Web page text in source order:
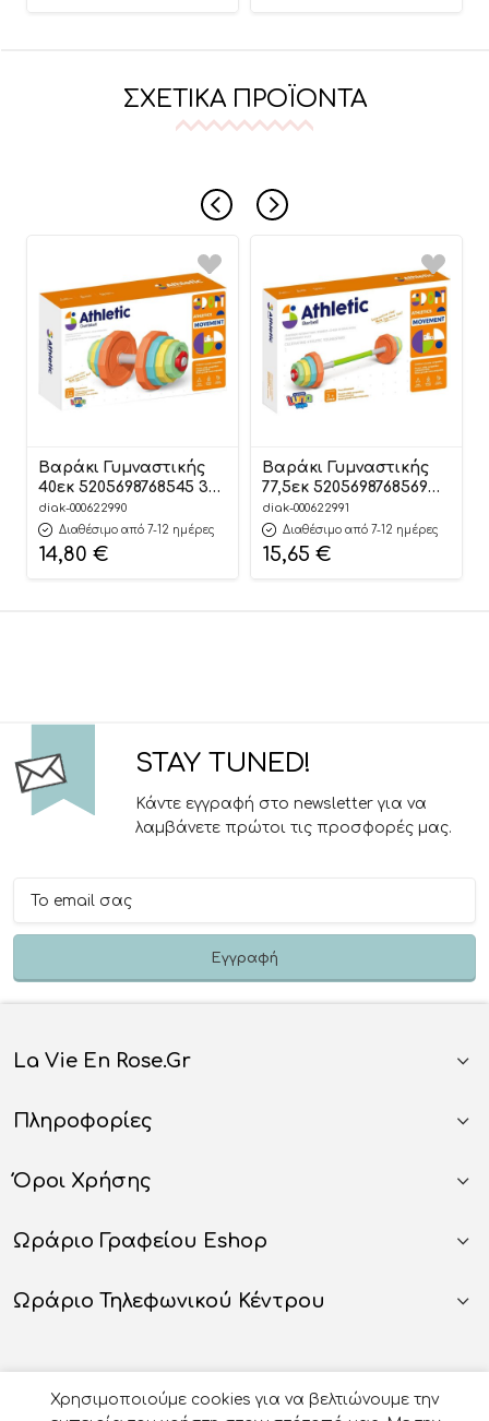
ΣΧΕΤΙΚΆ ΠΡΟΪΌΝΤΑ
Βαράκι Γυμναστικής
40εκ 5205698768545 3+
– Luna
diak-000622990
Διαθέσιμο από 7-12 ημέρες
14,80 €
Βαράκι Γυμναστικής
77,5εκ 5205698768569
3+ – Luna
diak-000622991
Διαθέσιμο από 7-12 ημέρες
15,65 €
STAY TUNED!
Κάντε εγγραφή στο newsletter για να
λαμβάνετε πρώτοι τις προσφορές μας.
La Vie En Rose.gr
Πληροφορίες
Όροι Χρήσης
Ωράριο Γραφείου Eshop
Ωράριο Τηλεφωνικού Κέντρου
Χρησιμοποιούμε cookies για να βελτιώνουμε την